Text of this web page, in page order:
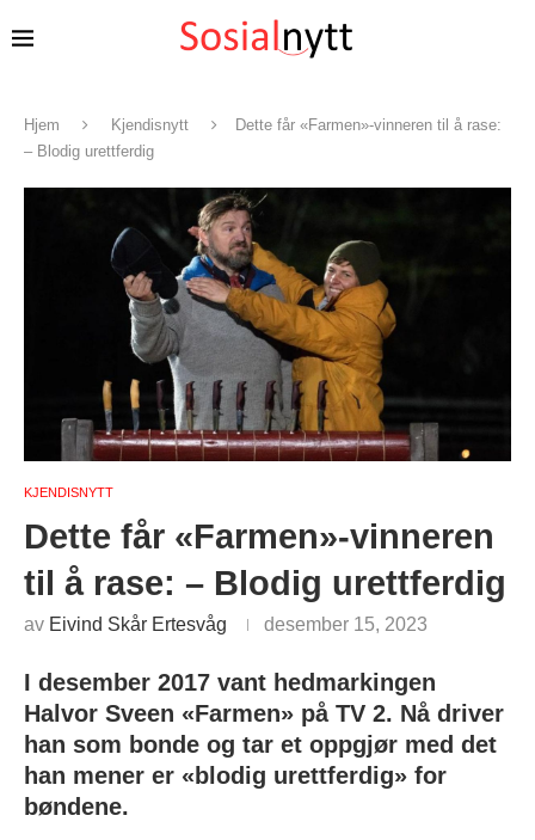
Hjem Kjendisnytt
Dette får «Farmen»-vinneren til å rase:
– Blodig urettferdig
KJENDISNYTT
Dette får «Farmen»-vinneren
til å rase: – Blodig urettferdig
av Eivind Skår Ertesvåg desember 15, 2023
I desember 2017 vant hedmarkingen
Halvor Sveen «Farmen» på TV 2. Nå driver
han som bonde og tar et oppgjør med det
han mener er «blodig urettferdig» for
bøndene.